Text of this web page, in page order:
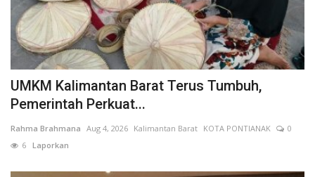
UMKM Kalimantan Barat Terus Tumbuh,
Pemerintah Perkuat...
Rahma Brahmana Aug 4, 2026 Kalimantan Barat KOTA PONTIANAK
0
6 Laporkan